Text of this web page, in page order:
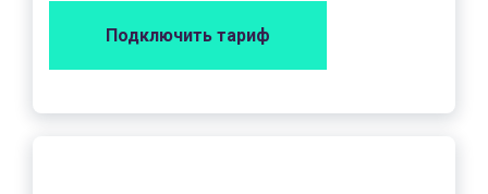
Подключить тариф